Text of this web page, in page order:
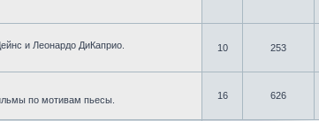
и Леонардо ДиКаприо.
10 253
по мотивам пьесы. 16 626